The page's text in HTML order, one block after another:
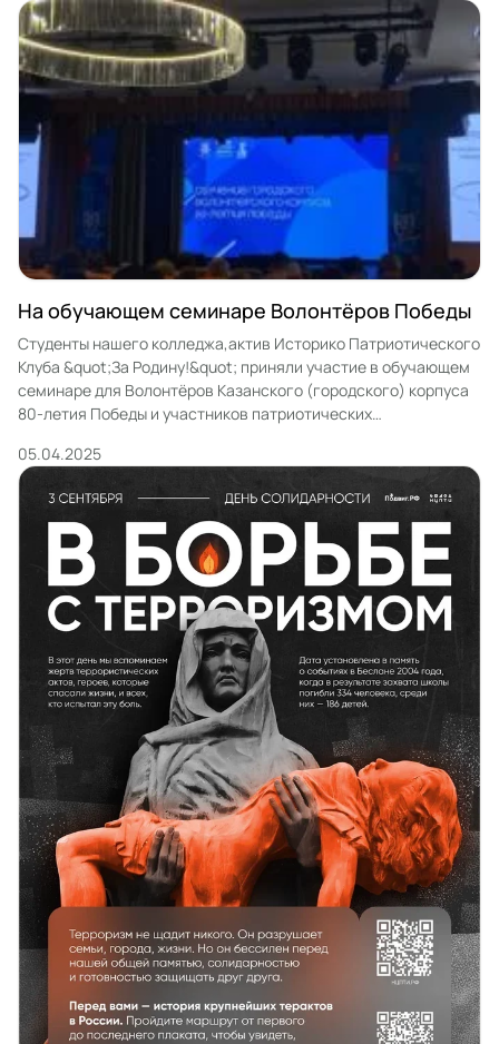
На обучающем семинаре Волонтёров Победы
Студенты нашего колледжа,актив Историко Патриотического
Клуба &quot;За Родину!&quot; приняли участие в обучающем
семинаре для Волонтёров Казанского (городского) корпуса
80-летия Победы и участников патриотических
по делам детей и молодёжи Исполнительного комитета
г.Казани совместно с региональным центром подготовки
Международного Волонтёрского корпуса в Республике
Татарстан.Семинар призван подготовить Волонтёров к
участию в масштабных памятных мероприятиях, […]
05.04.2025